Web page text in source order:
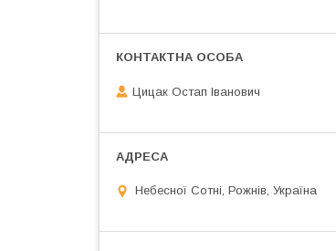
Цицак Остап Іванович
Небесної Сотні, Рожнів, Україна